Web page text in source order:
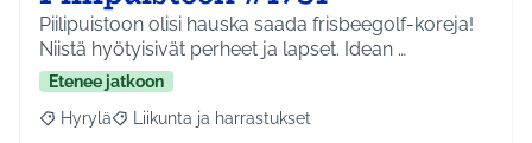
Piilipuistoon olisi hauska saada frisbeegolf-koreja!
Niistä hyötyisivät perheet ja lapset. Idean …
Etenee jatkoon
Rajaa tulokset aihepiirin mukaan: Hyrylä
Hyrylä Rajaa tulokset teeman mukaan: Liikunta ja
Liikunta ja harrastukset